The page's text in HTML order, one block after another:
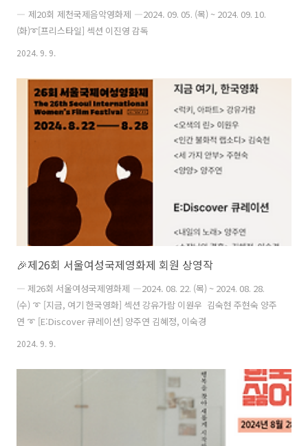
― 제20회 제천국제음악영화제 ―2024. 09. 05. (목) ~ 2024. 09. 10.
(화)➰[프리스타일] 섹션 이진영 감독
2024. 9. 9.
🎉제26회 서울여성국제영화제 회원 상영작
― 제26회 서울여성국제영화제 ―2024. 08. 22. (목) ~ 2024. 08. 28.
(수) ➰ [지금, 여기 한국영화] 섹션 강유가람 이원우 김숙현 주현숙 양주
연 ➰ [E:Discover 큐레이션] 양주연 김혜정, 이숙경
2024. 9. 9.